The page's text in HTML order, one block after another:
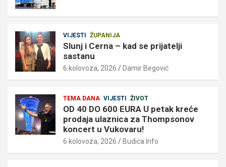
VIJESTI ŽUPANIJA
Slunj i Cerna – kad se prijatelji
sastanu
6 kolovoza, 2026 Damir Begović
TEMA DANA VIJESTI ŽIVOT
OD 40 DO 600 EURA U petak kreće
prodaja ulaznica za Thompsonov
koncert u Vukovaru!
6 kolovoza, 2026 Budica Info